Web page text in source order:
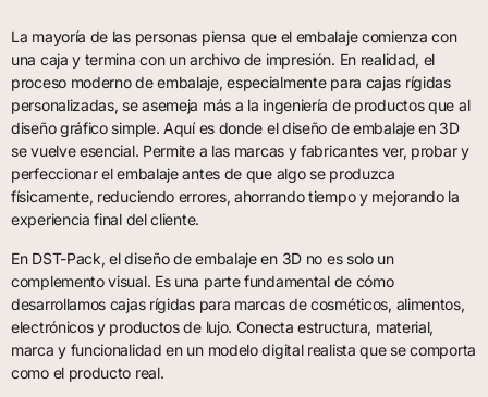
La mayoría de las personas piensa que el embalaje comienza con
una caja y termina con un archivo de impresión. En realidad, el
proceso moderno de embalaje, especialmente para cajas rígidas
personalizadas, se asemeja más a la ingeniería de productos que al
diseño gráfico simple. Aquí es donde el diseño de embalaje en 3D
se vuelve esencial. Permite a las marcas y fabricantes ver, probar y
perfeccionar el embalaje antes de que algo se produzca
físicamente, reduciendo errores, ahorrando tiempo y mejorando la
experiencia final del cliente.
En DST-Pack, el diseño de embalaje en 3D no es solo un
complemento visual. Es una parte fundamental de cómo
desarrollamos cajas rígidas para marcas de cosméticos, alimentos,
electrónicos y productos de lujo. Conecta estructura, material,
marca y funcionalidad en un modelo digital realista que se comporta
como el producto real.